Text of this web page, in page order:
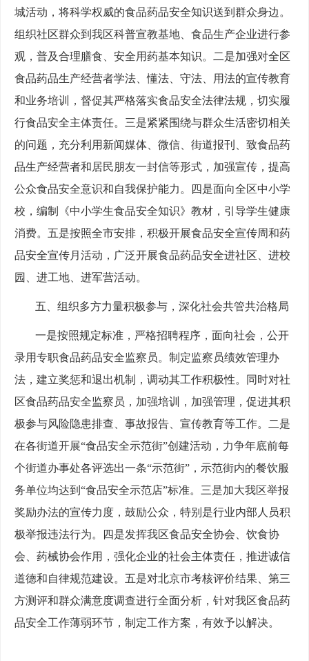
城活动，将科学权威的食品药品安全知识送到群众身边。
组织社区群众到我区科普宣教基地、食品生产企业进行参
观，普及合理膳食、安全用药基本知识。二是加强对全区
食品药品生产经营者学法、懂法、守法、用法的宣传教育
和业务培训，督促其严格落实食品安全法律法规，切实履
行食品安全主体责任。三是紧紧围绕与群众生活密切相关
的问题，充分利用新闻媒体、微信、街道报刊、致食品药
品生产经营者和居民朋友一封信等形式，加强宣传，提高
公众食品安全意识和自我保护能力。四是面向全区中小学
校，编制《中小学生食品安全知识》教材，引导学生健康
消费。五是按照全市安排，积极开展食品安全宣传周和药
品安全宣传月活动，广泛开展食品药品安全进社区、进校
园、进工地、进军营活动。
五、组织多方力量积极参与，深化社会共管共治格局
一是按照规定标准，严格招聘程序，面向社会，公开
录用专职食品药品安全监察员。制定监察员绩效管理办
法，建立奖惩和退出机制，调动其工作积极性。同时对社
区食品药品安全监察员，加强培训，加强管理，促进其积
极参与风险隐患排查、事故报告、宣传教育等工作。二是
在各街道开展“食品安全示范街”创建活动，力争年底前每
个街道办事处各评选出一条“示范街”，示范街内的餐饮服
务单位均达到“食品安全示范店”标准。三是加大我区举报
奖励办法的宣传力度，鼓励公众，特别是行业内部人员积
极举报违法行为。四是发挥我区食品安全协会、饮食协
会、药械协会作用，强化企业的社会主体责任，推进诚信
道德和自律规范建设。五是对北京市考核评价结果、第三
方测评和群众满意度调查进行全面分析，针对我区食品药
品安全工作薄弱环节，制定工作方案，有效予以解决。